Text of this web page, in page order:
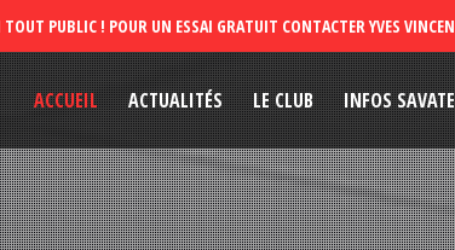
ACCUEIL ACTUALITÉS LE CLUB INFOS SAVATE